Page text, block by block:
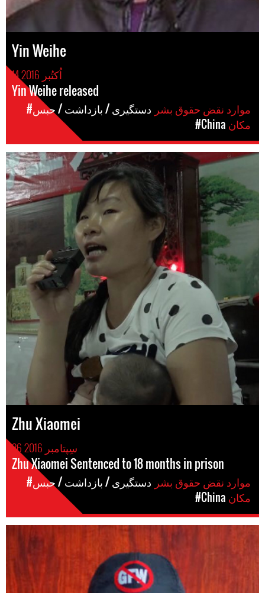
Yin Weihe
14 اُکتُبر 2016
Yin Weihe released
#دستگیری / بازداشت / حبس
#China
Zhu Xiaomei
26 سِپتامبر 2016
Zhu Xiaomei Sentenced to 18 months in prison
#دستگیری / بازداشت / حبس
#China